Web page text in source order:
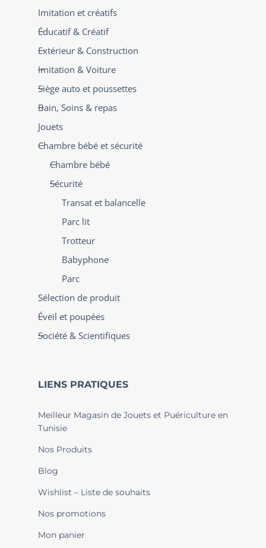
Imitation et créatifs
Éducatif & Créatif
Extérieur & Construction
Imitation & Voiture
Siège auto et poussettes
Bain, Soins & repas
Jouets
Chambre bébé et sécurité
Chambre bébé
Sécurité
Transat et balancelle
Parc lit
Trotteur
Babyphone
Parc
Sélection de produit
Éveil et poupées
Société & Scientifiques
LIENS PRATIQUES
Meilleur Magasin de Jouets et Puériculture en
Tunisie
Nos Produits
Blog
Wishlist – Liste de souhaits
Nos promotions
Mon panier